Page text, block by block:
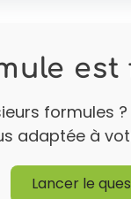
est
formules
adaptée à
Lancer le